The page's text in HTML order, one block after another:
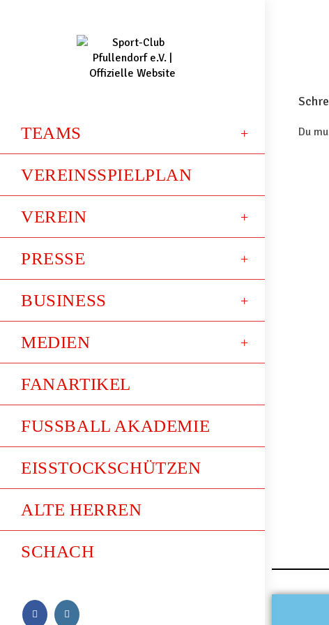
TEAMS
VEREINSSPIELPLAN
VEREIN
PRESSE
BUSINESS
MEDIEN
FANARTIKEL
FUSSBALL AKADEMIE
EISSTOCKSCHÜTZEN
ALTE HERREN
SCHACH
Du